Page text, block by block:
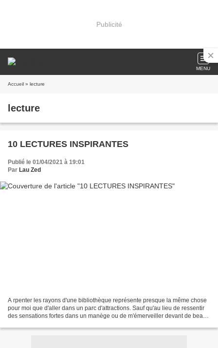
Publicité
MENU
Accueil » lecture
lecture
10 LECTURES INSPIRANTES
Publié le 01/04/2021 à 19:01
Par Lau Zed
A rpenter les rayons d'une bibliothèque représente presque la même chose
pour moi que d'aller dans un parc d'attractions. Sauf qu'au lieu de ressentir
des sensations fortes dans un manège ou de m'émerveiller devant de beaux